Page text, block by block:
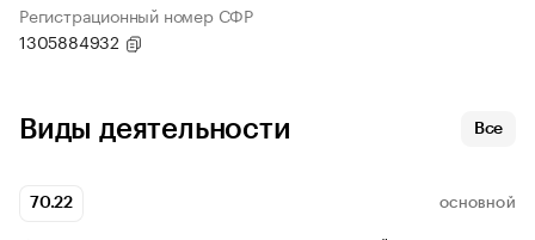
Регистрационный номер СФР
1305884932
Виды деятельности Все
70.22 ОСНОВНОЙ